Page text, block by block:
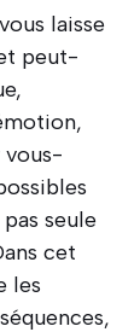
laisse
peut-
vous-
seule
cet
les